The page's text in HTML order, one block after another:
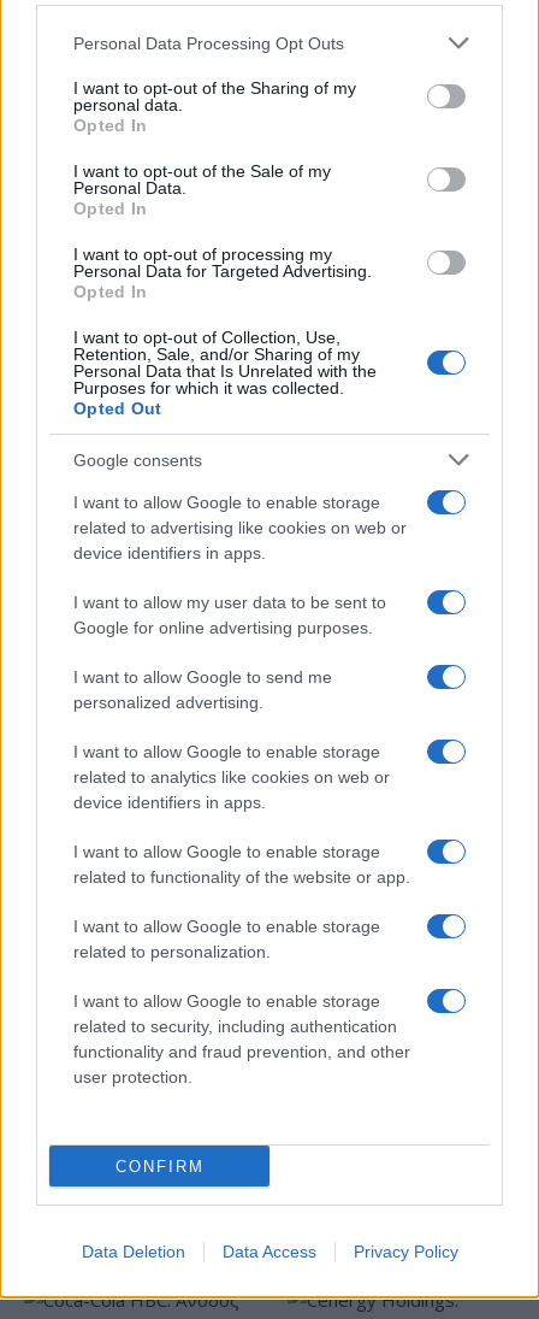
Please note that this website/app uses one or more Google
not limited to your visit or usage behaviour. You may click to
grant or deny consent to Google and its third-party tags to
use your data for below specified purposes in below Google
consent section.
Personal Data Processing Opt Outs
I want to opt-out of the Sharing of my
personal data.
Opted In
I want to opt-out of the Sale of my
Personal Data.
Opted In
I want to opt-out of processing my
Personal Data for Targeted Advertising.
Opted In
I want to opt-out of Collection, Use,
Retention, Sale, and/or Sharing of my
Personal Data that Is Unrelated with the
Purposes for which it was collected.
Opted Out
Google consents
I want to allow Google to enable storage
related to advertising like cookies on web or
device identifiers in apps.
I want to allow my user data to be sent to
Google for online advertising purposes.
I want to allow Google to send me
personalized advertising.
I want to allow Google to enable storage
related to analytics like cookies on web or
device identifiers in apps.
I want to allow Google to enable storage
related to functionality of the website or app.
I want to allow Google to enable storage
related to personalization.
I want to allow Google to enable storage
related to security, including authentication
functionality and fraud prevention, and other
user protection.
CONFIRM
Data Deletion Data Access Privacy Policy
ΔΕΗ: Ισχυρή ανάπτυξη στο
α΄ εξάμηνο 2026 με
προσαρμοσμένο EBITDA
TV: Η σκακιέρα της νέας
IAB Hellas: Νέα Διοικούσα Επιτροπή και νέο Διοικητικό
Συμβούλιο - Πρόεδρος ο Γαληνός Γιαγλής
στόχο την κορυφή της
αποδοτικότητας
Η Chery επενδύει 75 εκατ.
δολάρια στην KG Mobility
Το FIAT 500 Hybrid τώρα από 18.990 ευρώ
Ντουράντ: "Ο Γιάννης θα
μπορούσε να 'ναι ο
Οι διακοπές των Γάλλων
του Παναθηναϊκού με
τέσσερις συμπατριώτες
τους στη Μύκονο (pic)